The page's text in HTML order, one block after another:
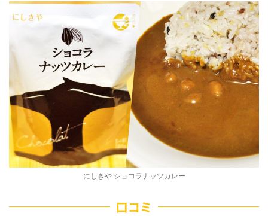
にしきや ショコラナッツカレー
口コミ